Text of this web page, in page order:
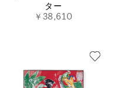
ター
￥38,610